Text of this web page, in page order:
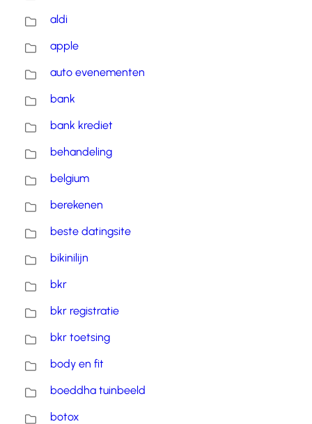
aldi
apple
auto evenementen
bank
bank krediet
behandeling
belgium
berekenen
beste datingsite
bikinilijn
bkr
bkr registratie
bkr toetsing
body en fit
boeddha tuinbeeld
botox